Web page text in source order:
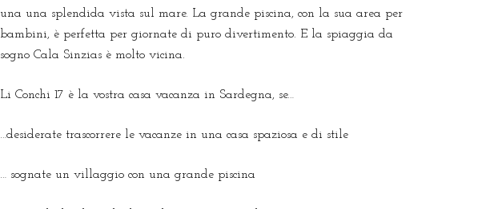
una una splendida vista sul mare. La grande piscina, con la sua area per
bambini, è perfetta per giornate di puro divertimento. E la spiaggia da
sogno Cala Sinzias è molto vicina.
Li Conchi 17 è la vostra casa vacanza in Sardegna, se…
…desiderate trascorrere le vacanze in una casa spaziosa e di stile
… sognate un villaggio con una grande piscina